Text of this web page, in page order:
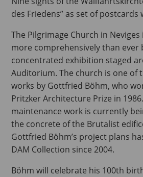
des Friedens” as set of
The Pilgrimage Church in
more comprehensively than ever
concentrated exhibition staged
Auditorium. The church is one
works by Gottfried Böhm, who
Pritzker Architecture Prize in
maintenance work is currently
the concrete of the Brutalist
Gottfried Böhm’s project plans
DAM Collection since 2004.
Böhm will celebrate his 100th